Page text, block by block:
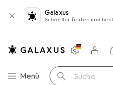
Galaxus
Schneller finden und
Navigation nach Kategorien
Menü Suche
Einstellungen
Kundenkonto
Merklisten
Warenkorb